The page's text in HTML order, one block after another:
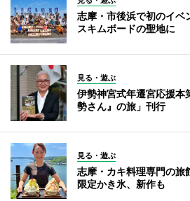
志摩・市後浜で初のイ
スキムボードの聖地に
見る・遊ぶ
伊勢神宮式年遷宮応援
勢さん』の旅」刊行
見る・遊ぶ
志摩・カキ料理専門の旅
限定かき氷、新作も